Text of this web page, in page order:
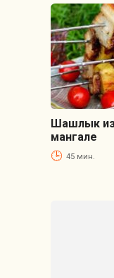
Шашлык из
мангале
45 мин.